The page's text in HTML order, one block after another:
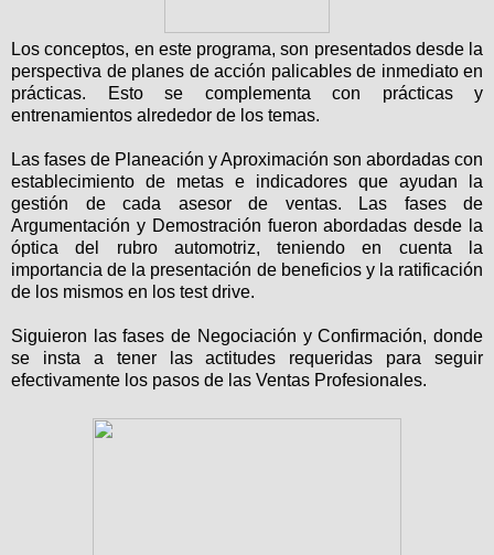
Los conceptos, en este programa, son presentados desde la
perspectiva de planes de acción palicables de inmediato en
prácticas. Esto se complementa con prácticas y
entrenamientos alrededor de los temas.
Las fases de Planeación y Aproximación son abordadas con
establecimiento de metas e indicadores que ayudan la
gestión de cada asesor de ventas. Las fases de
Argumentación y Demostración fueron abordadas desde la
óptica del rubro automotriz, teniendo en cuenta la
importancia de la presentación de beneficios y la ratificación
de los mismos en los test drive.
Siguieron las fases de Negociación y Confirmación, donde
se insta a tener las actitudes requeridas para seguir
efectivamente los pasos de las Ventas Profesionales.